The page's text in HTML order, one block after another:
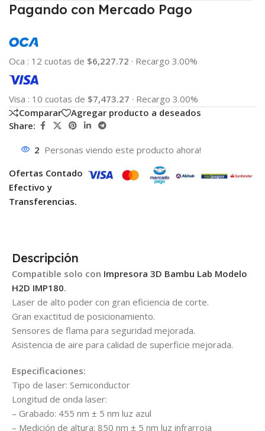
Pagando con Mercado Pago
Oca : 12 cuotas de $6,227.72 · Recargo 3.00%
Visa : 10 cuotas de $7,473.27 · Recargo 3.00%
Comparar
Agregar producto a deseados
Share:
2 Personas viendo este producto ahora!
Ofertas Contado
Efectivo y
Transferencias.
Descripción
Compatible solo con Impresora 3D Bambu Lab Modelo
H2D IMP180.
Laser de alto poder con gran eficiencia de corte.
Gran exactitud de posicionamiento.
Sensores de flama para seguridad mejorada.
Asistencia de aire para calidad de superficie mejorada.
Especificaciones:
Tipo de laser: Semiconductor
Longitud de onda laser:
– Grabado: 455 nm ± 5 nm luz azul
– Medición de altura: 850 nm ± 5 nm luz infrarroja